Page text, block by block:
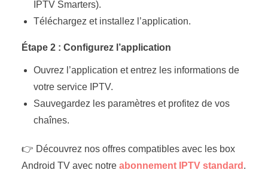
IPTV Smarters).
Téléchargez et installez l’application.
Étape 2 : Configurez l’application
Ouvrez l’application et entrez les informations de
votre service IPTV.
Sauvegardez les paramètres et profitez de vos
chaînes.
👉 Découvrez nos offres compatibles avec les box
Android TV avec notre abonnement IPTV standard .